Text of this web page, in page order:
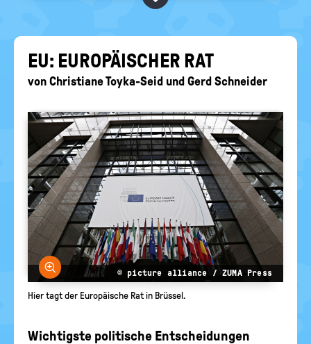
politische
EURE AKTUELLEN FRAGEN...
EU: EU­RO­PÄI­SCHER RAT
von Christiane Toyka-Seid und Gerd Schneider
Bild vergrößern
© picture alliance / ZUMA Press
Hier tagt der Europäische Rat in Brüssel.
Wichtigste politische Entscheidungen